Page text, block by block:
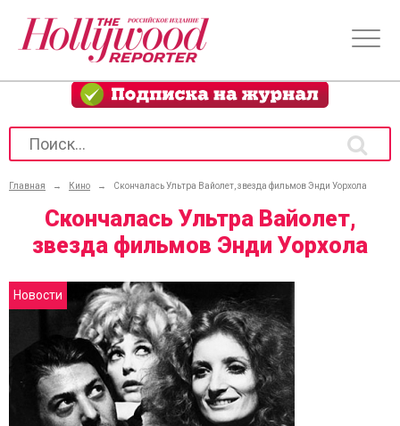
Главная → Кино → Скончалась Ультра Вайолет, звезда фильмов Энди Уорхола
Скончалась Ультра Вайолет,
звезда фильмов Энди Уорхола
Новости